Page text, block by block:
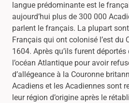
langue prédominante est le
aujourd’hui plus de 300 000
parlent le français. La plupart
Français qui ont colonisé l’est du
1604. Après qu’ils furent
l’océan Atlantique pour avoir
d’allégeance à la Couronne
Acadiens et les Acadiennes sont
leur région d’origine après le